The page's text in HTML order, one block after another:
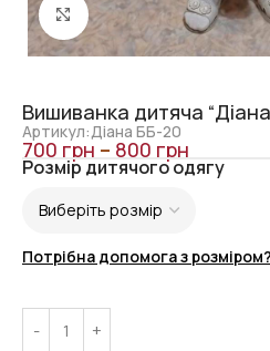
Click to enlarge
Вишиванка дитяча
Артикул:Діана ББ-20
700 грн – 800 грн
Розмір дитячого одягу
Потрібна допомога з розміром?